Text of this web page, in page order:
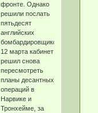
фронте. Однако
решили послать
пятьдесят
английских
бомбардировщиков.
12 марта кабинет
решил снова
пересмотреть
планы десантных
операций в
Нарвике и
Тронхейме, за